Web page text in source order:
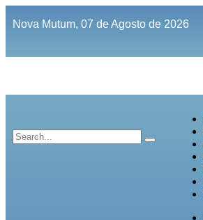
Nova Mutum, 07 de Agosto de 2026